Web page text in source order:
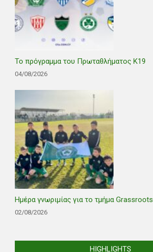
Το πρόγραμμα του Πρωταθλήματος Κ19
04/08/2026
Ημέρα γνωριμίας για το τμήμα Grassroots
02/08/2026
HIGHLIGHTS